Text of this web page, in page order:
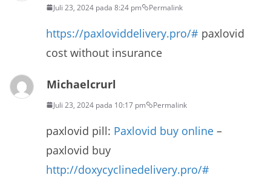
Juli 23, 2024 pada 8:24 pm Permalink
https://paxloviddelivery.pro/# paxlovid
cost without insurance
Michaelcrurl
Juli 23, 2024 pada 10:17 pm Permalink
paxlovid pill: Paxlovid buy online –
paxlovid buy
http://doxycyclinedelivery.pro/#